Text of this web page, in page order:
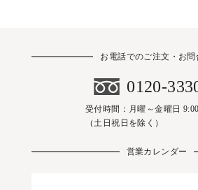
お電話でのご注文・お問
0120-
受付時間：月曜～金曜日
（土日祝日を除く）
営業カレンダー